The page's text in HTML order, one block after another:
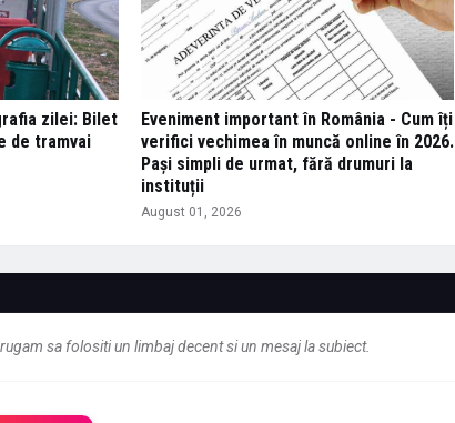
zilei: Bilet
de tramvai
Eveniment important în România - Cum îți
verifici vechimea în muncă online în 2026.
Pași simpli de urmat, fără drumuri la
instituții
August 01, 2026
sa folositi un limbaj decent si un mesaj la subiect.